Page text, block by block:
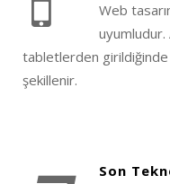
Web
uyumludur.
tabletlerden girildiğinde
şekillenir.
Son